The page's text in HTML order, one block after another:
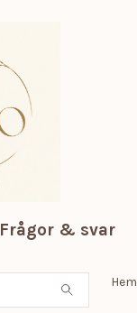
Frågor & svar
Hem